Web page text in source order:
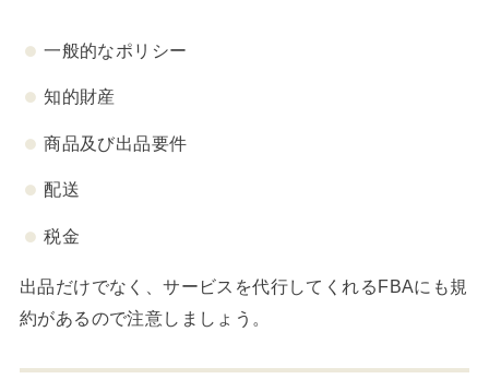
一般的なポリシー
知的財産
商品及び出品要件
配送
税金
出品だけでなく、サービスを代行してくれるFBAにも規
約があるので注意しましょう。